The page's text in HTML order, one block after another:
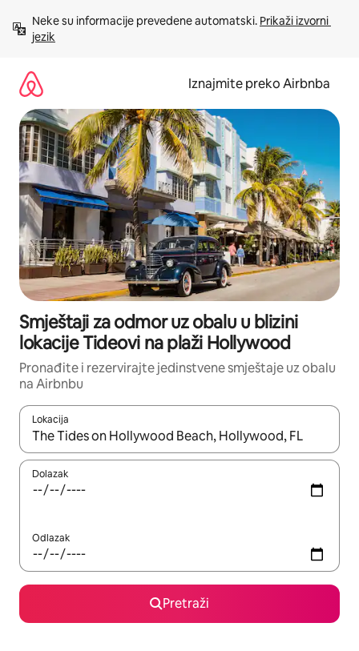
sadržaj
Neke su informacije prevedene automatski. Prikaži izvorni
jezik
Iznajmite preko Airbnba
Smještaji za odmor uz obalu u blizini
lokacije Tideovi na plaži Hollywood
Pronađite i rezervirajte jedinstvene smještaje uz obalu
na Airbnbu
Lokacija
Kada budu dostupni rezultati, moći ćete ih pregledati
Dolazak
Odlazak
Pretraži